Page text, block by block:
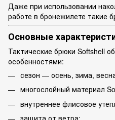
Даже при использовании
работе в бронежилете такие
Основные
Тактические брюки Softshell
особенностями:
сезон — осень, зима,
многослойный материал
внутреннее флисовое